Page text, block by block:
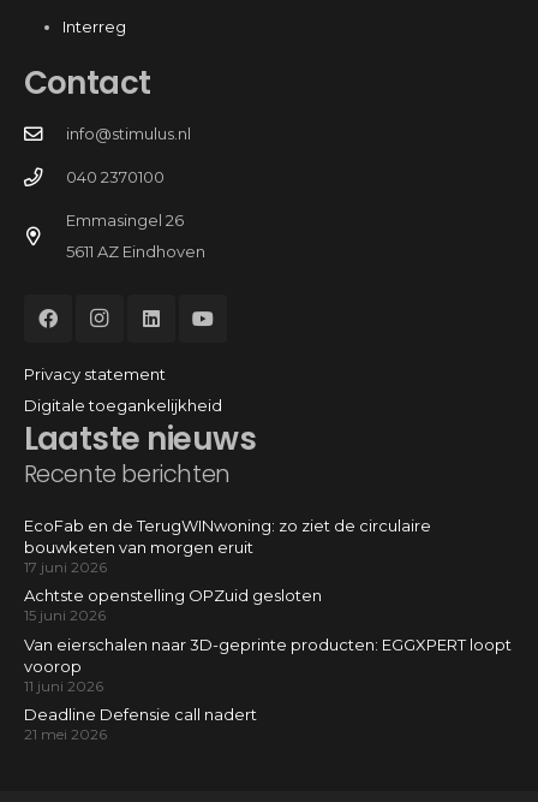
Interreg
Laatste nieuws
Recente berichten
EcoFab en de TerugWINwoning: zo ziet de circulaire
bouwketen van morgen eruit
17 juni 2026
Achtste openstelling OPZuid gesloten
15 juni 2026
Van eierschalen naar 3D-geprinte producten: EGGXPERT loopt
voorop
11 juni 2026
Deadline Defensie call nadert
21 mei 2026
Contact
info@stimulus.nl
040 2370100
Emmasingel 26
5611 AZ Eindhoven
Privacy statement
Digitale toegankelijkheid